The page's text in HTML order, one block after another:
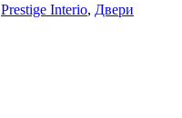
Prestige Interio, Двери